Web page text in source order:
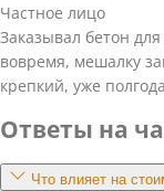
Частное лицо
Заказывал бетон
вовремя, мешалку
крепкий, уже
Ответы на
Что влияет на